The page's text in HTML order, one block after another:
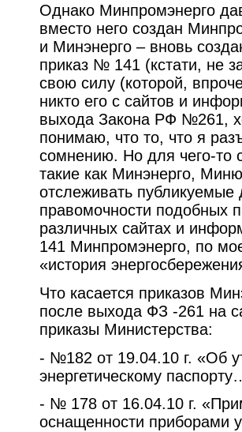
Однако Минпромэнерго
вместо него создан
и Минэнерго – вновь
приказ № 141 (кстати, не
свою силу (которой,
никто его с сайтов и
выхода Закона РФ №261,
понимаю, что то, что я
сомнению. Но для чего-то
такие как Минэнерго,
отслеживать
правомочности подобных
различных сайтах и
141 Минпромэнерго, по
«история
Что касается приказов
после выхода ФЗ -261 на
приказы Министерства:
- №182 от 19.04.10 г. «Об
энергетическому
- № 178 от 16.04.10 г.
оснащенности приборами